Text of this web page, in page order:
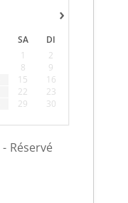
›
SA
DI
1
2
8
9
15
16
22
23
29
30
- Réservé